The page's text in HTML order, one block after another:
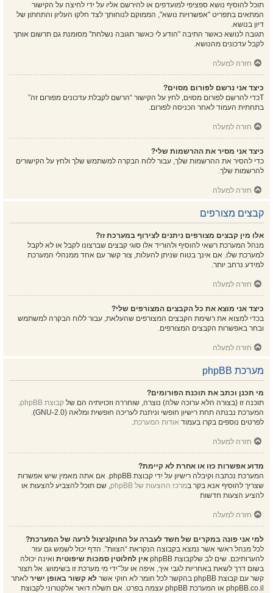
תוכל להוסיף נושא ספציפי למועדפים או להירשם אליו על ידי לחיצה על הקישור
המתאים בתפריט "אפשרויות נושא", הממוקם לנוחותך לצד חלקו העליון והתחתון של
דיון בנושא.
תגובה לנושא כאשר התיבה "הודע לי כאשר תגובה נשלחת" מסומנת גם תרשום אותך
לקבל עדכונים מהנושא.
חזרה למעלה
כיצד אני נרשם לפורום מסוים?
Tכדי להרשם לפורום מסוים, לחץ על הקישור “הרשם לקבלת עדכונים מפורום זה”
בתחתית העמוד לאחר הכניסה לפורום.
חזרה למעלה
כיצד אני מסיר את ההרשמות שלי?
כדי להסיר את ההרשמות שלך, עבור ללוח הבקרה למשתמש שלך ולחץ על הקישורים
להרשמות שלך.
חזרה למעלה
קבצים מצורפים
אלו מין קבצים מצורפים ניתנים לצירוף במערכת זו?
מנהל המערכת רשאי להוסיף ולהוריד אלו סוגי קבצים שברצונו לקבל או לא לקבל
למערכת שלו. אם אינך בטוח שניתן להעלות, צור קשר עם אחד ממנהלי המערכת
למידע נרחב יותר.
חזרה למעלה
כיצד אני מוצא את כל הקבצים המצורפים שלי?
בכדי למצוא את רשימת הקבצים המצורפים שהעלאת, עבור ללוח הבקרה למשתמש
ובחר באפשרות הקבצים המצורפים.
חזרה למעלה
מערכת phpBB
מי תכנן וכתב את תוכנת הפורומים?
תוכנה זו (בצורה הלא ערוכה שלה) נוצרה, שוחררה וזכויותיה הם של קבוצת phpBB
.
המערכת נבנתה תחת רישיון חופשי וניתנת לעריכה חופשית ומלאה (GNU-2.0).
לפרטים נוספים בקרו בעמוד אודות המערכת.
חזרה למעלה
מדוע אפשרות כזו או אחרת לא קיימת?
המערכת נכתבה וקיבלה רישיון על ידי קבוצת phpBB. אם אתה מאמין שיש אפשרות
שצריך להוסיף אנא בקר במרכז ההצעות של phpBB
, שם תוכל להצביע להצעות או
להציע הצעות חדשות
חזרה למעלה
למי אני פונה במקרים של חשד לעברה על החוק/ניצול לרעה של המערכת?
לכל מנהל ראשי אשר נמצא בקבוצה הנקראת “הצוות”. הדף יכול לשמש גם עזר
להערותיכם. שים לב שלקבוצת phpBB
אין לחלוטין סמכות שיפוטית ואינה יכולה
בשום דרך לשאת באחריות לגבי איך, איפה או על־ידי מי מערכת זו בשימוש. אל תצור
קשר עם קבוצת phpBB בהקשר לכל חומר לא חוקי אשר
לא קשור באופן ישיר לאתר
phpBB.co.il או המערכת phpBB עצמה בפרט. אם תשלח דואר אלקטרוני לקבוצת